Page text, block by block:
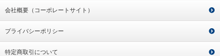
会社概要（コーポレートサイト）
プライバシーポリシー
特定商取引について